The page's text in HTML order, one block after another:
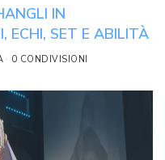
IN
ECHI, SET E ABILITÀ
0 CONDIVISIONI